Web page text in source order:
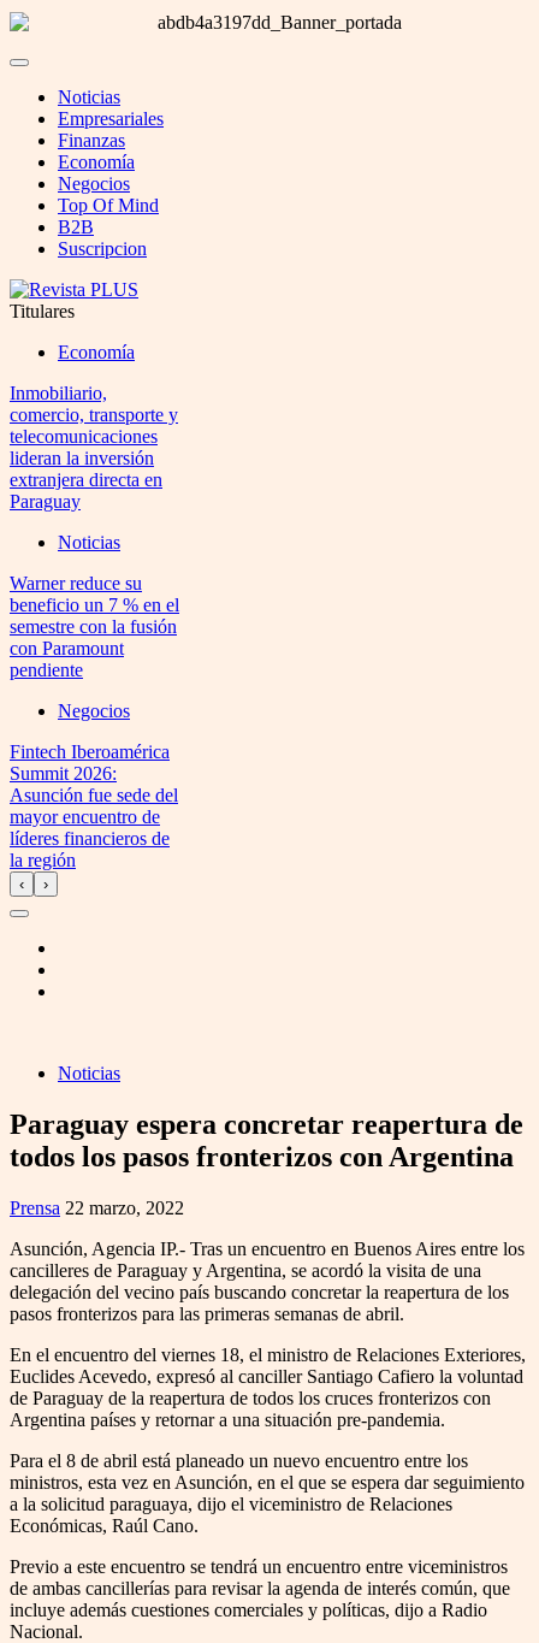
Noticias
Empresariales
Finanzas
Economía
Negocios
Top Of Mind
B2B
Suscripcion
Titulares
Economía
Inmobiliario,
comercio, transporte y
telecomunicaciones
lideran la inversión
extranjera directa en
Paraguay
Noticias
Warner reduce su
beneficio un 7 % en el
semestre con la fusión
con Paramount
pendiente
Negocios
Fintech Iberoamérica
Summit 2026:
Asunción fue sede del
mayor encuentro de
líderes financieros de
la región
‹ ›
Noticias
Paraguay espera concretar reapertura de
todos los pasos fronterizos con Argentina
Prensa 22 marzo, 2022
Asunción, Agencia IP.- Tras un encuentro en Buenos Aires entre los
cancilleres de Paraguay y Argentina, se acordó la visita de una
delegación del vecino país buscando concretar la reapertura de los
pasos fronterizos para las primeras semanas de abril.
En el encuentro del viernes 18, el ministro de Relaciones Exteriores,
Euclides Acevedo, expresó al canciller Santiago Cafiero la voluntad
de Paraguay de la reapertura de todos los cruces fronterizos con
Argentina países y retornar a una situación pre-pandemia.
Para el 8 de abril está planeado un nuevo encuentro entre los
ministros, esta vez en Asunción, en el que se espera dar seguimiento
a la solicitud paraguaya, dijo el viceministro de Relaciones
Económicas, Raúl Cano.
Previo a este encuentro se tendrá un encuentro entre viceministros
de ambas cancillerías para revisar la agenda de interés común, que
incluye además cuestiones comerciales y políticas, dijo a Radio
Nacional.